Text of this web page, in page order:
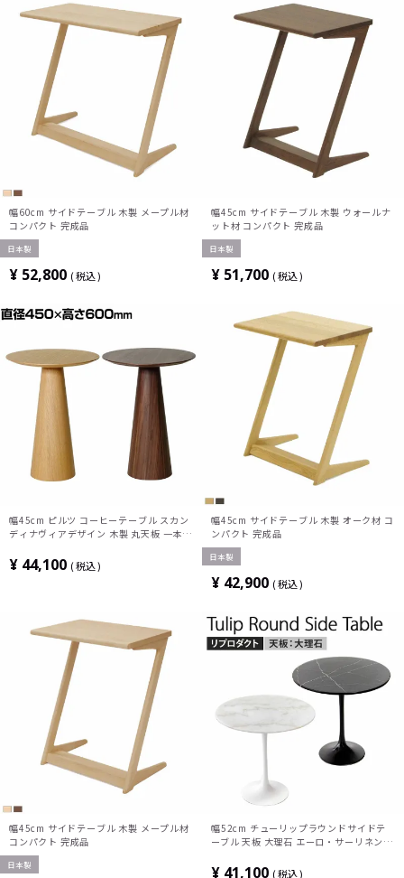
幅60cm サイドテーブル 木製 メープル材
コンパクト 完成品
日本製
¥ 52,800 税込
幅45cm サイドテーブル 木製 ウォールナ
ット材 コンパクト 完成品
日本製
¥ 51,700 税込
幅45cm ピルツ コーヒーテーブル スカン
ディナヴィアデザイン 木製 丸天板 一本脚
レイ ナイトテーブル
¥ 44,100 税込
幅45cm サイドテーブル 木製 オーク材 コ
ンパクト 完成品
日本製
¥ 42,900 税込
幅45cm サイドテーブル 木製 メープル材
コンパクト 完成品
日本製
幅52cm チューリップラウンドサイドテ
ーブル 天板 大理石 エーロ・サーリネン
イドテーブル ソファテーブル
¥ 41,100 税込